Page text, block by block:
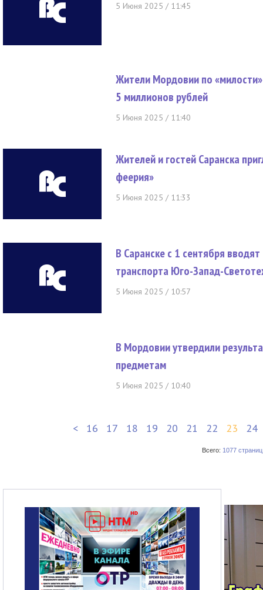
5 Июня 2025 / 11:45
Жители Мордовии по
5 миллионов рублей
5 Июня 2025 / 11:40
Жителей и гостей Саранска
феерия»
5 Июня 2025 / 11:33
В Саранске с 1 сентября
транспорта Юго-Запад-
5 Июня 2025 / 10:57
В Мордовии утвердили
предметам
5 Июня 2025 / 10:40
< 16 17 18 19 20 21 22 23 24
Всего: 1077 страниц